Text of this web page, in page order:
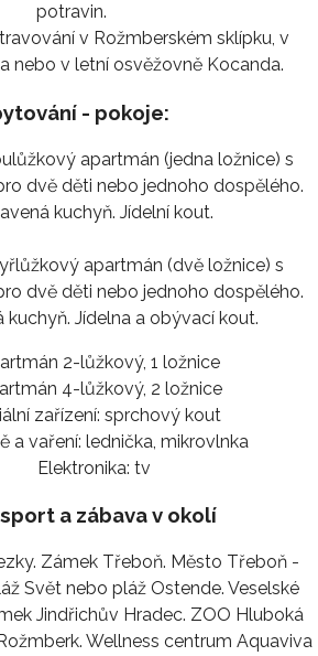
potravin.
v Rožmberském sklípku, v
nebo v letní osvěžovně Kocanda.
- pokoje:
apartmán (jedna ložnice) s
dvě děti nebo jednoho dospělého.
kuchyň. Jídelní kout.
apartmán (dvě ložnice) s
dvě děti nebo jednoho dospělého.
kuchyň. Jídelna a obývací kout.
2-lůžkový, 1 ložnice
4-lůžkový, 2 ložnice
zařízení: sprchový kout
a vaření: lednička, mikrovlnka
Elektronika: tv
a zábava v okolí
Zámek Třeboň. Město Třeboň -
Svět nebo pláž Ostende. Veselské
Jindřichův Hradec. ZOO Hluboká
Wellness centrum Aquaviva